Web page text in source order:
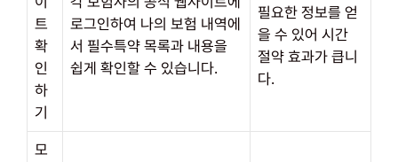
트
확
인
하
기
로그인하여 나의 보험 내역에
서 필수특약 목록과 내용을
쉽게 확인할 수 있습니다.
필요한 정보를 얻
을 수 있어 시간
절약 효과가 큽니
다.
모